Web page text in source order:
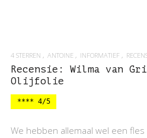
4 STERREN ANTOINE INFORMATIEF
Recensie: Wilma van
Olijfolie
**** 4/5
We hebben allemaal wel een